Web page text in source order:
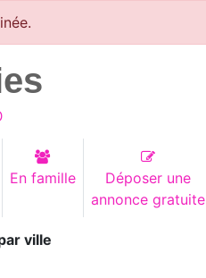
En famille
Déposer une
annonce gratuite
ville